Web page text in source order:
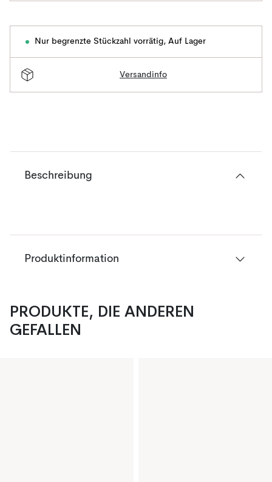
Nur begrenzte Stückzahl vorrätig, Auf Lager
Versandinfo
Beschreibung
Produktinformation
PRODUKTE, DIE ANDEREN
GEFALLEN